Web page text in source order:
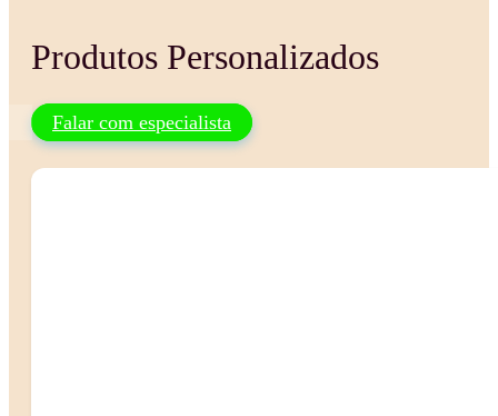
Produtos Personalizados
Falar com especialista